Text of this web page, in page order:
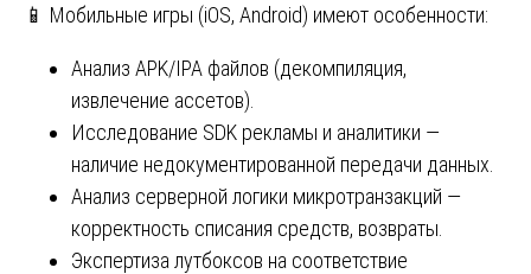
📱 Мобильные игры (iOS, Android) имеют особенности:
Анализ APK/IPA файлов (декомпиляция,
извлечение ассетов).
Исследование SDK рекламы и аналитики —
наличие недокументированной передачи данных.
Анализ серверной логики микротранзакций —
корректность списания средств, возвраты.
Экспертиза лутбоксов на соответствие